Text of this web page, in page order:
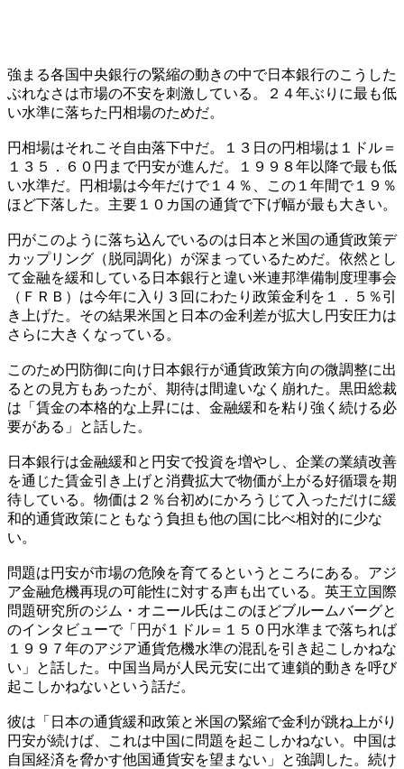
強まる各国中央銀行の緊縮の動きの中で日本銀行のこうした
ぶれなさは市場の不安を刺激している。２４年ぶりに最も低
い水準に落ちた円相場のためだ。
円相場はそれこそ自由落下中だ。１３日の円相場は１ドル＝
１３５．６０円まで円安が進んだ。１９９８年以降で最も低
い水準だ。円相場は今年だけで１４％、この１年間で１９％
ほど下落した。主要１０カ国の通貨で下げ幅が最も大きい。
円がこのように落ち込んでいるのは日本と米国の通貨政策デ
カップリング（脱同調化）が深まっているためだ。依然とし
て金融を緩和している日本銀行と違い米連邦準備制度理事会
（ＦＲＢ）は今年に入り３回にわたり政策金利を１．５％引
き上げた。その結果米国と日本の金利差が拡大し円安圧力は
さらに大きくなっている。
このため円防御に向け日本銀行が通貨政策方向の微調整に出
るとの見方もあったが、期待は間違いなく崩れた。黒田総裁
は「賃金の本格的な上昇には、金融緩和を粘り強く続ける必
要がある」と話した。
日本銀行は金融緩和と円安で投資を増やし、企業の業績改善
を通じた賃金引き上げと消費拡大で物価が上がる好循環を期
待している。物価は２％台初めにかろうじて入っただけに緩
和的通貨政策にともなう負担も他の国に比べ相対的に少な
い。
問題は円安が市場の危険を育てるというところにある。アジ
ア金融危機再現の可能性に対する声も出ている。英王立国際
問題研究所のジム・オニール氏はこのほどブルームバーグと
のインタビューで「円が１ドル＝１５０円水準まで落ちれば
１９９７年のアジア通貨危機水準の混乱を引き起こしかねな
い」と話した。中国当局が人民元安に出て連鎖的動きを呼び
起こしかねないという話だ。
彼は「日本の通貨緩和政策と米国の緊縮で金利が跳ね上がり
円安が続けば、これは中国に問題を起こしかねない。中国は
自国経済を脅かす他国通貨安を望まない」と強調した。続け